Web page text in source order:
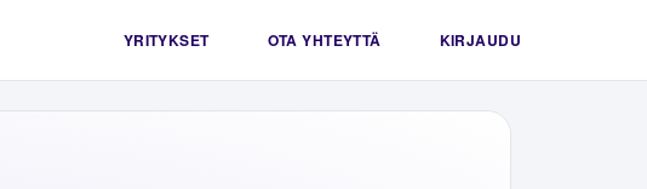
YRITYKSET OTA YHTEYTTÄ KIRJAUDU